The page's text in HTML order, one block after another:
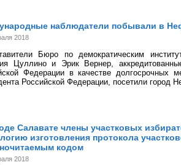
наблюдатели побывали в
2018
Бюро по демократическим
Цуллино и Эрик Вернер,
Федерации в качестве долгосрочных
Российской Федерации, посетили город
Салавате члены участковых
изготовления протокола
кодом
2018